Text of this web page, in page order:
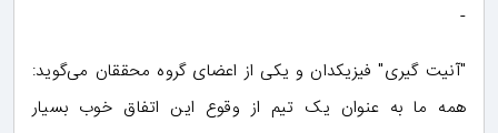
-
"آنیت گیری" فیزیکدان و یکی از اعضای گروه محققان می‌گوید:
همه ما به عنوان یک تیم از وقوع این اتفاق خوب بسیار